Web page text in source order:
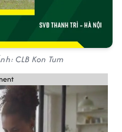
CLB Kon Tum